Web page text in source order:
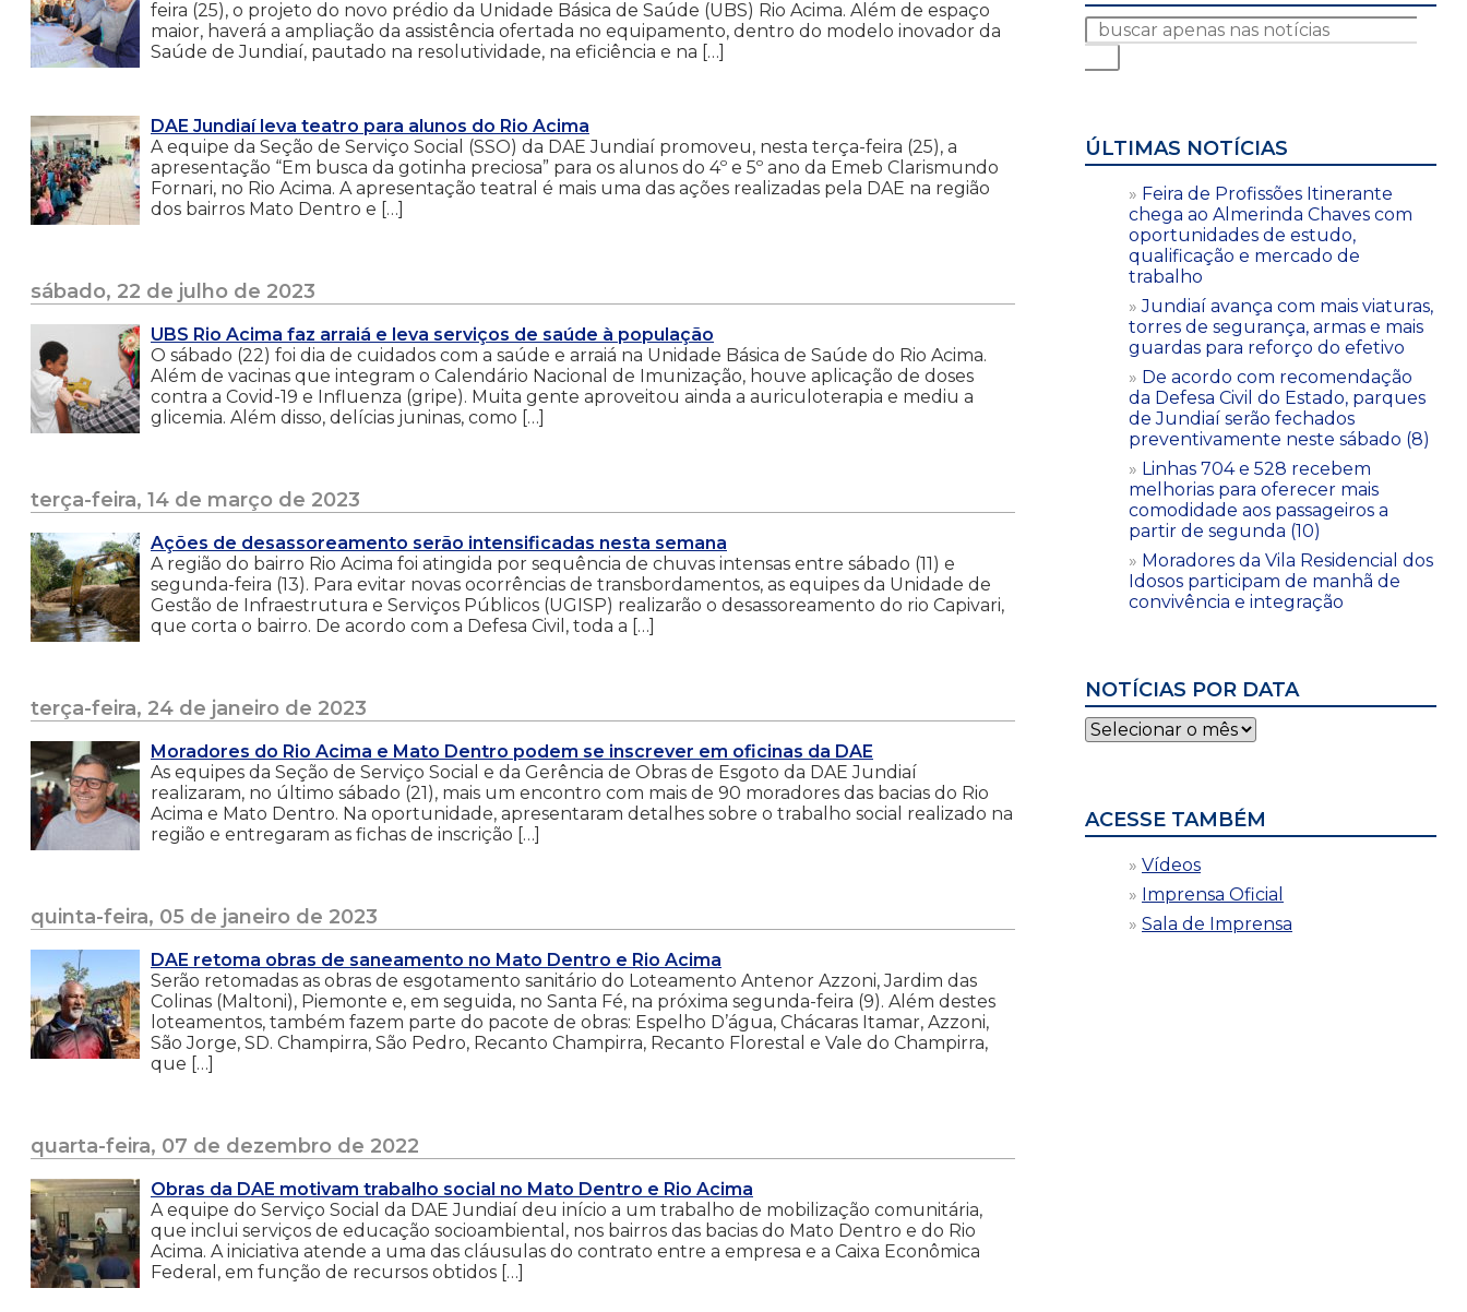
feira (25), o projeto do novo prédio da Unidade Básica de Saúde (UBS) Rio Acima. Além de espaço
maior, haverá a ampliação da assistência ofertada no equipamento, dentro do modelo inovador da
Saúde de Jundiaí, pautado na resolutividade, na eficiência e na […]
DAE Jundiaí leva teatro para alunos do Rio Acima
A equipe da Seção de Serviço Social (SSO) da DAE Jundiaí promoveu, nesta terça-feira (25), a
apresentação “Em busca da gotinha preciosa” para os alunos do 4º e 5º ano da Emeb Clarismundo
Fornari, no Rio Acima. A apresentação teatral é mais uma das ações realizadas pela DAE na região
dos bairros Mato Dentro e […]
sábado, 22 de julho de 2023
UBS Rio Acima faz arraiá e leva serviços de saúde à população
O sábado (22) foi dia de cuidados com a saúde e arraiá na Unidade Básica de Saúde do Rio Acima.
Além de vacinas que integram o Calendário Nacional de Imunização, houve aplicação de doses
contra a Covid-19 e Influenza (gripe). Muita gente aproveitou ainda a auriculoterapia e mediu a
glicemia. Além disso, delícias juninas, como […]
terça-feira, 14 de março de 2023
Ações de desassoreamento serão intensificadas nesta semana
A região do bairro Rio Acima foi atingida por sequência de chuvas intensas entre sábado (11) e
segunda-feira (13). Para evitar novas ocorrências de transbordamentos, as equipes da Unidade de
Gestão de Infraestrutura e Serviços Públicos (UGISP) realizarão o desassoreamento do rio Capivari,
que corta o bairro. De acordo com a Defesa Civil, toda a […]
terça-feira, 24 de janeiro de 2023
Moradores do Rio Acima e Mato Dentro podem se inscrever em oficinas da DAE
As equipes da Seção de Serviço Social e da Gerência de Obras de Esgoto da DAE Jundiaí
realizaram, no último sábado (21), mais um encontro com mais de 90 moradores das bacias do Rio
Acima e Mato Dentro. Na oportunidade, apresentaram detalhes sobre o trabalho social realizado na
região e entregaram as fichas de inscrição […]
quinta-feira, 05 de janeiro de 2023
DAE retoma obras de saneamento no Mato Dentro e Rio Acima
Serão retomadas as obras de esgotamento sanitário do Loteamento Antenor Azzoni, Jardim das
Colinas (Maltoni), Piemonte e, em seguida, no Santa Fé, na próxima segunda-feira (9). Além destes
loteamentos, também fazem parte do pacote de obras: Espelho D’água, Chácaras Itamar, Azzoni,
São Jorge, SD. Champirra, São Pedro, Recanto Champirra, Recanto Florestal e Vale do Champirra,
que […]
quarta-feira, 07 de dezembro de 2022
Obras da DAE motivam trabalho social no Mato Dentro e Rio Acima
A equipe do Serviço Social da DAE Jundiaí deu início a um trabalho de mobilização comunitária,
que inclui serviços de educação socioambiental, nos bairros das bacias do Mato Dentro e do Rio
Acima. A iniciativa atende a uma das cláusulas do contrato entre a empresa e a Caixa Econômica
Federal, em função de recursos obtidos […]
ÚLTIMAS NOTÍCIAS
Feira de Profissões Itinerante
chega ao Almerinda Chaves com
oportunidades de estudo,
qualificação e mercado de
trabalho
Jundiaí avança com mais viaturas,
torres de segurança, armas e mais
guardas para reforço do efetivo
De acordo com recomendação
da Defesa Civil do Estado, parques
de Jundiaí serão fechados
preventivamente neste sábado (8)
Linhas 704 e 528 recebem
melhorias para oferecer mais
comodidade aos passageiros a
partir de segunda (10)
Moradores da Vila Residencial dos
Idosos participam de manhã de
convivência e integração
NOTÍCIAS POR DATA
Notícias
por
ACESSE TAMBÉM
Vídeos
Imprensa Oficial
Sala de Imprensa